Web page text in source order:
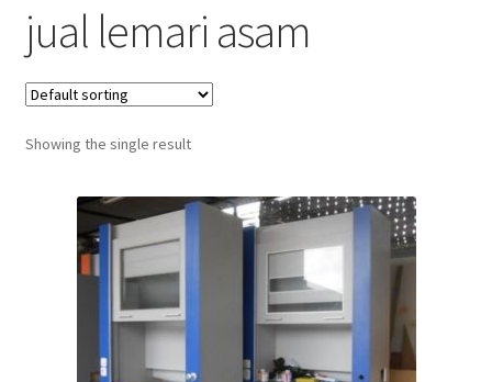
Cart
Checkout
Kontak Kami
My account
Sample Page
jual lemari asam
Showing the single result